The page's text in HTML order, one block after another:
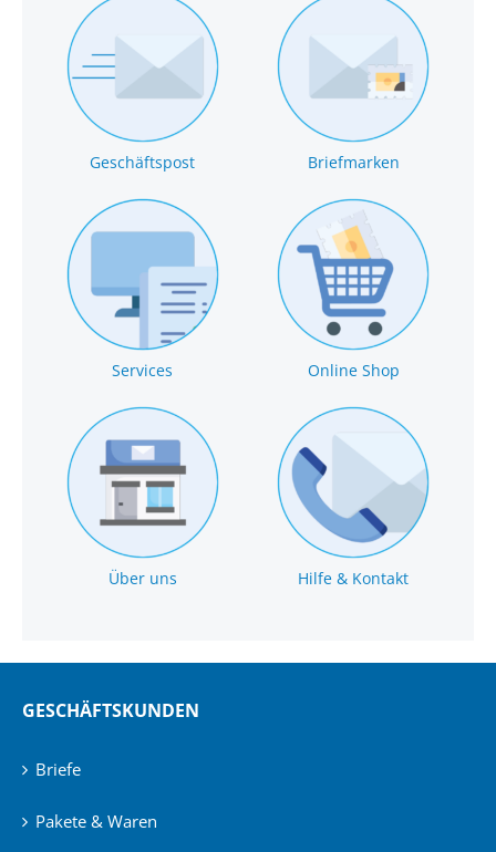
Geschäftspost Briefmarken
Services Online Shop
Über uns Hilfe & Kontakt
GESCHÄFTSKUNDEN
Briefe
Pakete & Waren